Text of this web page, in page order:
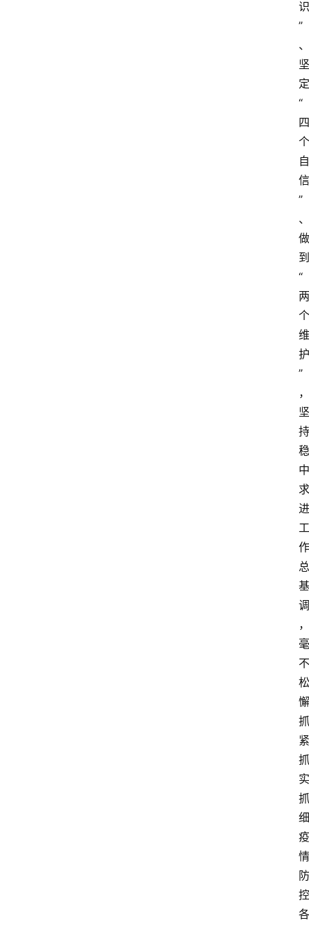
识
”
、
坚
定
“
四
个
自
信
”
、
做
到
“
两
个
维
护
”
，
坚
持
稳
中
求
进
工
作
总
基
调
，
毫
不
松
懈
抓
紧
抓
实
抓
细
疫
情
防
控
各